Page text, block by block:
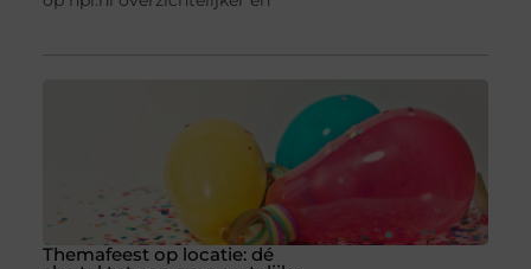
Themafeest op locatie: dé